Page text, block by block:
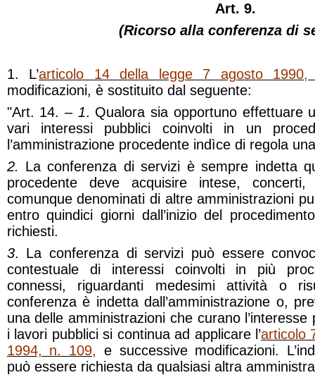
Art. 9.
(Ricorso alla conferenza di
1. L’articolo 14 della legge 7 agosto
modificazioni, è sostituito dal seguente:
"Art. 14. – 1. Qualora sia opportuno effettuare
vari interessi pubblici coinvolti in un
l’amministrazione procedente indìce di regola
2. La conferenza di servizi è sempre indetta
procedente deve acquisire intese,
comunque denominati di altre amministrazioni
entro quindici giorni dall’inizio del
richiesti.
3. La conferenza di servizi può essere
contestuale di interessi coinvolti in più
connessi, riguardanti medesimi attività o
conferenza è indetta dall’amministrazione o,
una delle amministrazioni che curano
i lavori pubblici si continua ad applicare l’articolo
1994, n. 109, e successive modificazioni.
può essere richiesta da qualsiasi altra